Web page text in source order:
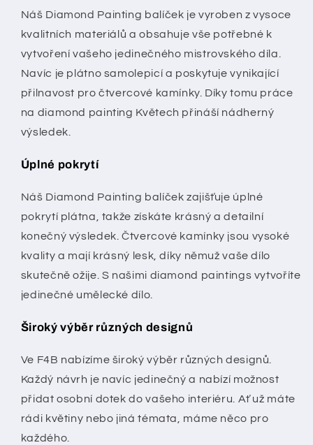
Náš Diamond Painting balíček je vyroben z vysoce
kvalitních materiálů a obsahuje vše potřebné k
vytvoření vašeho jedinečného mistrovského díla.
Navíc je plátno samolepicí a poskytuje vynikající
přilnavost pro čtvercové kamínky. Díky tomu práce
na diamond painting Květech přináší nádherný
výsledek.
Úplné pokrytí
Náš Diamond Painting balíček zajišťuje úplné
pokrytí plátna, takže získáte krásný a detailní
konečný výsledek. Čtvercové kamínky jsou vysoké
kvality a mají krásný lesk, díky němuž vaše dílo
skutečně ožije. S našimi diamond paintings vytvoříte
jedinečné umělecké dílo.
Široký výběr různých designů
Ve F4B nabízíme široký výběr různých designů.
Každý návrh je navíc jedinečný a nabízí možnost
přidat osobní dotek do vašeho interiéru. Ať už máte
rádi květiny nebo jiná témata, máme něco pro
každého.